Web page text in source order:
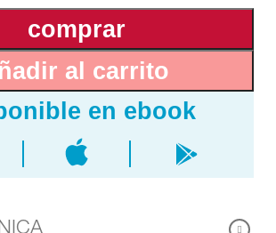
natal. Aunque a lo largo del camino
a horrores indescriptibles y se vio
contra su voluntad, jamás perdió la
capacidad de ver lo bueno de los
le permitió conservar la fuerza.
que hace Ahnert del sufrimiento de su
de 98 años. Las narraciones de
al carrito
comprar